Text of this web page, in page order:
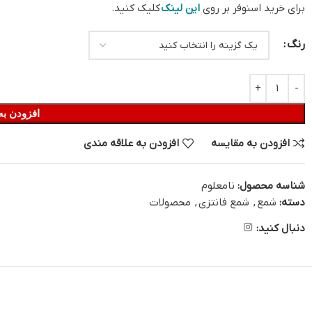
برای خرید اسنوفر بر روی این لینککلیک کنید.
رنگ
افزودن
افزودن به مقایسه افزودن به علاقه مندی
شناسه محصول: نامعلوم
دسته: شمع , شمع فانتزی, محصولات
دنبال کنید: